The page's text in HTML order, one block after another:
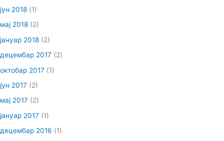
јун 2018 (1)
мај 2018 (2)
јануар 2018 (2)
децембар 2017 (2)
октобар 2017 (1)
јун 2017 (2)
мај 2017 (2)
јануар 2017 (1)
децембар 2016 (1)